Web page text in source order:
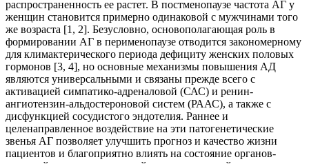
распространенность ее растет. В постменопаузе частота АГ у
женщин становится примерно одинаковой с мужчинами того
же возраста [1, 2]. Безусловно, основополагающая роль в
формировании АГ в перименопаузе отводится закономерному
для климактерического периода дефициту женских половых
гормонов [3, 4], но основные механизмы повышения АД
являются универсальными и связаны прежде всего с
активацией симпатико-адреналовой (САС) и ренин-
ангиотензин-альдостероновой систем (РААС), а также с
дисфункцией сосудистого эндотелия. Раннее и
целенаправленное воздействие на эти патогенетические
звенья АГ позволяет улучшить прогноз и качество жизни
пациентов и благоприятно влиять на состояние органов-